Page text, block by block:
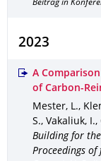
Beitrag in
2023
A
of Carbon-
Mester, L.,
S., Vakaliuk,
Building for
Proceedings of